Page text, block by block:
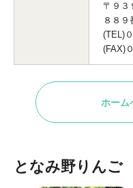
〒９３
８８９
(TEL)
(FAX)
ホーム
となみ野りんご